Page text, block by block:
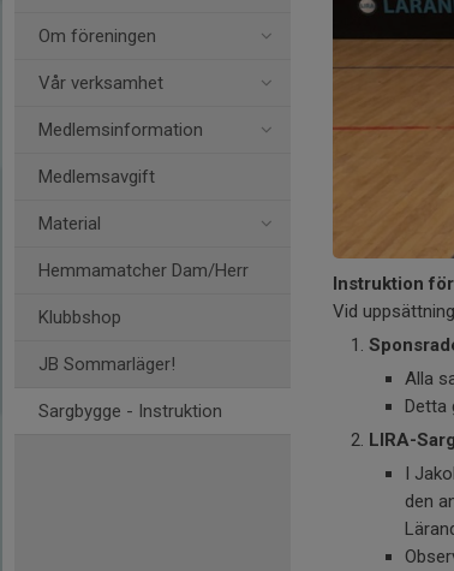
Om föreningen
Vår verksamhet
Medlemsinformation
Medlemsavgift
Material
Hemmamatcher Dam/Herr
Klubbshop
JB Sommarläger!
Sargbygge - Instruktion
Instruktion
Vid
Alla
Detta
LIRA-
I
den